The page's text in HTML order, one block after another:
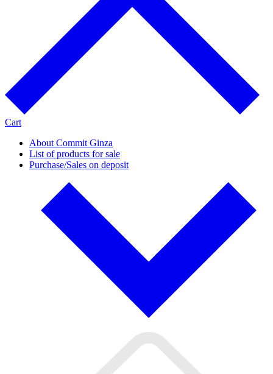
Cart
About Commit Ginza
List of products for sale
Purchase/Sales on deposit